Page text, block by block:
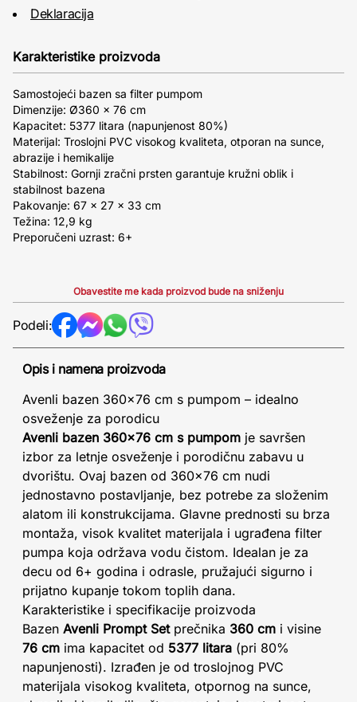
Deklaracija
Karakteristike proizvoda
Samostojeći bazen sa filter pumpom
Dimenzije: Ø360 x 76 cm
Kapacitet: 5377 litara (napunjenost 80%)
Materijal: Troslojni PVC visokog kvaliteta, otporan na sunce,
abrazije i hemikalije
Stabilnost: Gornji zračni prsten garantuje kružni oblik i
stabilnost bazena
Pakovanje: 67 x 27 x 33 cm
Težina: 12,9 kg
Preporučeni uzrast: 6+
Obavestite me kada proizvod bude na sniženju
Podeli:
Opis i namena proizvoda
Avenli bazen 360x76 cm s pumpom – idealno
osveženje za porodicu
Avenli bazen 360x76 cm s pumpom je savršen
izbor za letnje osveženje i porodičnu zabavu u
dvorištu. Ovaj bazen od 360x76 cm nudi
jednostavno postavljanje, bez potrebe za složenim
alatom ili konstrukcijama. Glavne prednosti su brza
montaža, visok kvalitet materijala i ugrađena filter
pumpa koja održava vodu čistom. Idealan je za
decu od 6+ godina i odrasle, pružajući sigurno i
prijatno kupanje tokom toplih dana.
Karakteristike i specifikacije proizvoda
Bazen Avenli Prompt Setprečnika 360 cm i visine
76 cm ima kapacitet od 5377 litara (pri 80%
napunjenosti). Izrađen je od troslojnog PVC
materijala visokog kvaliteta, otpornog na sunce,